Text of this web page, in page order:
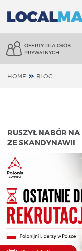
OFERTY DLA OSÓB
PRYWATNYCH
HOME BLOG
RUSZYŁ NABÓR
ZE SKANDYNAWII